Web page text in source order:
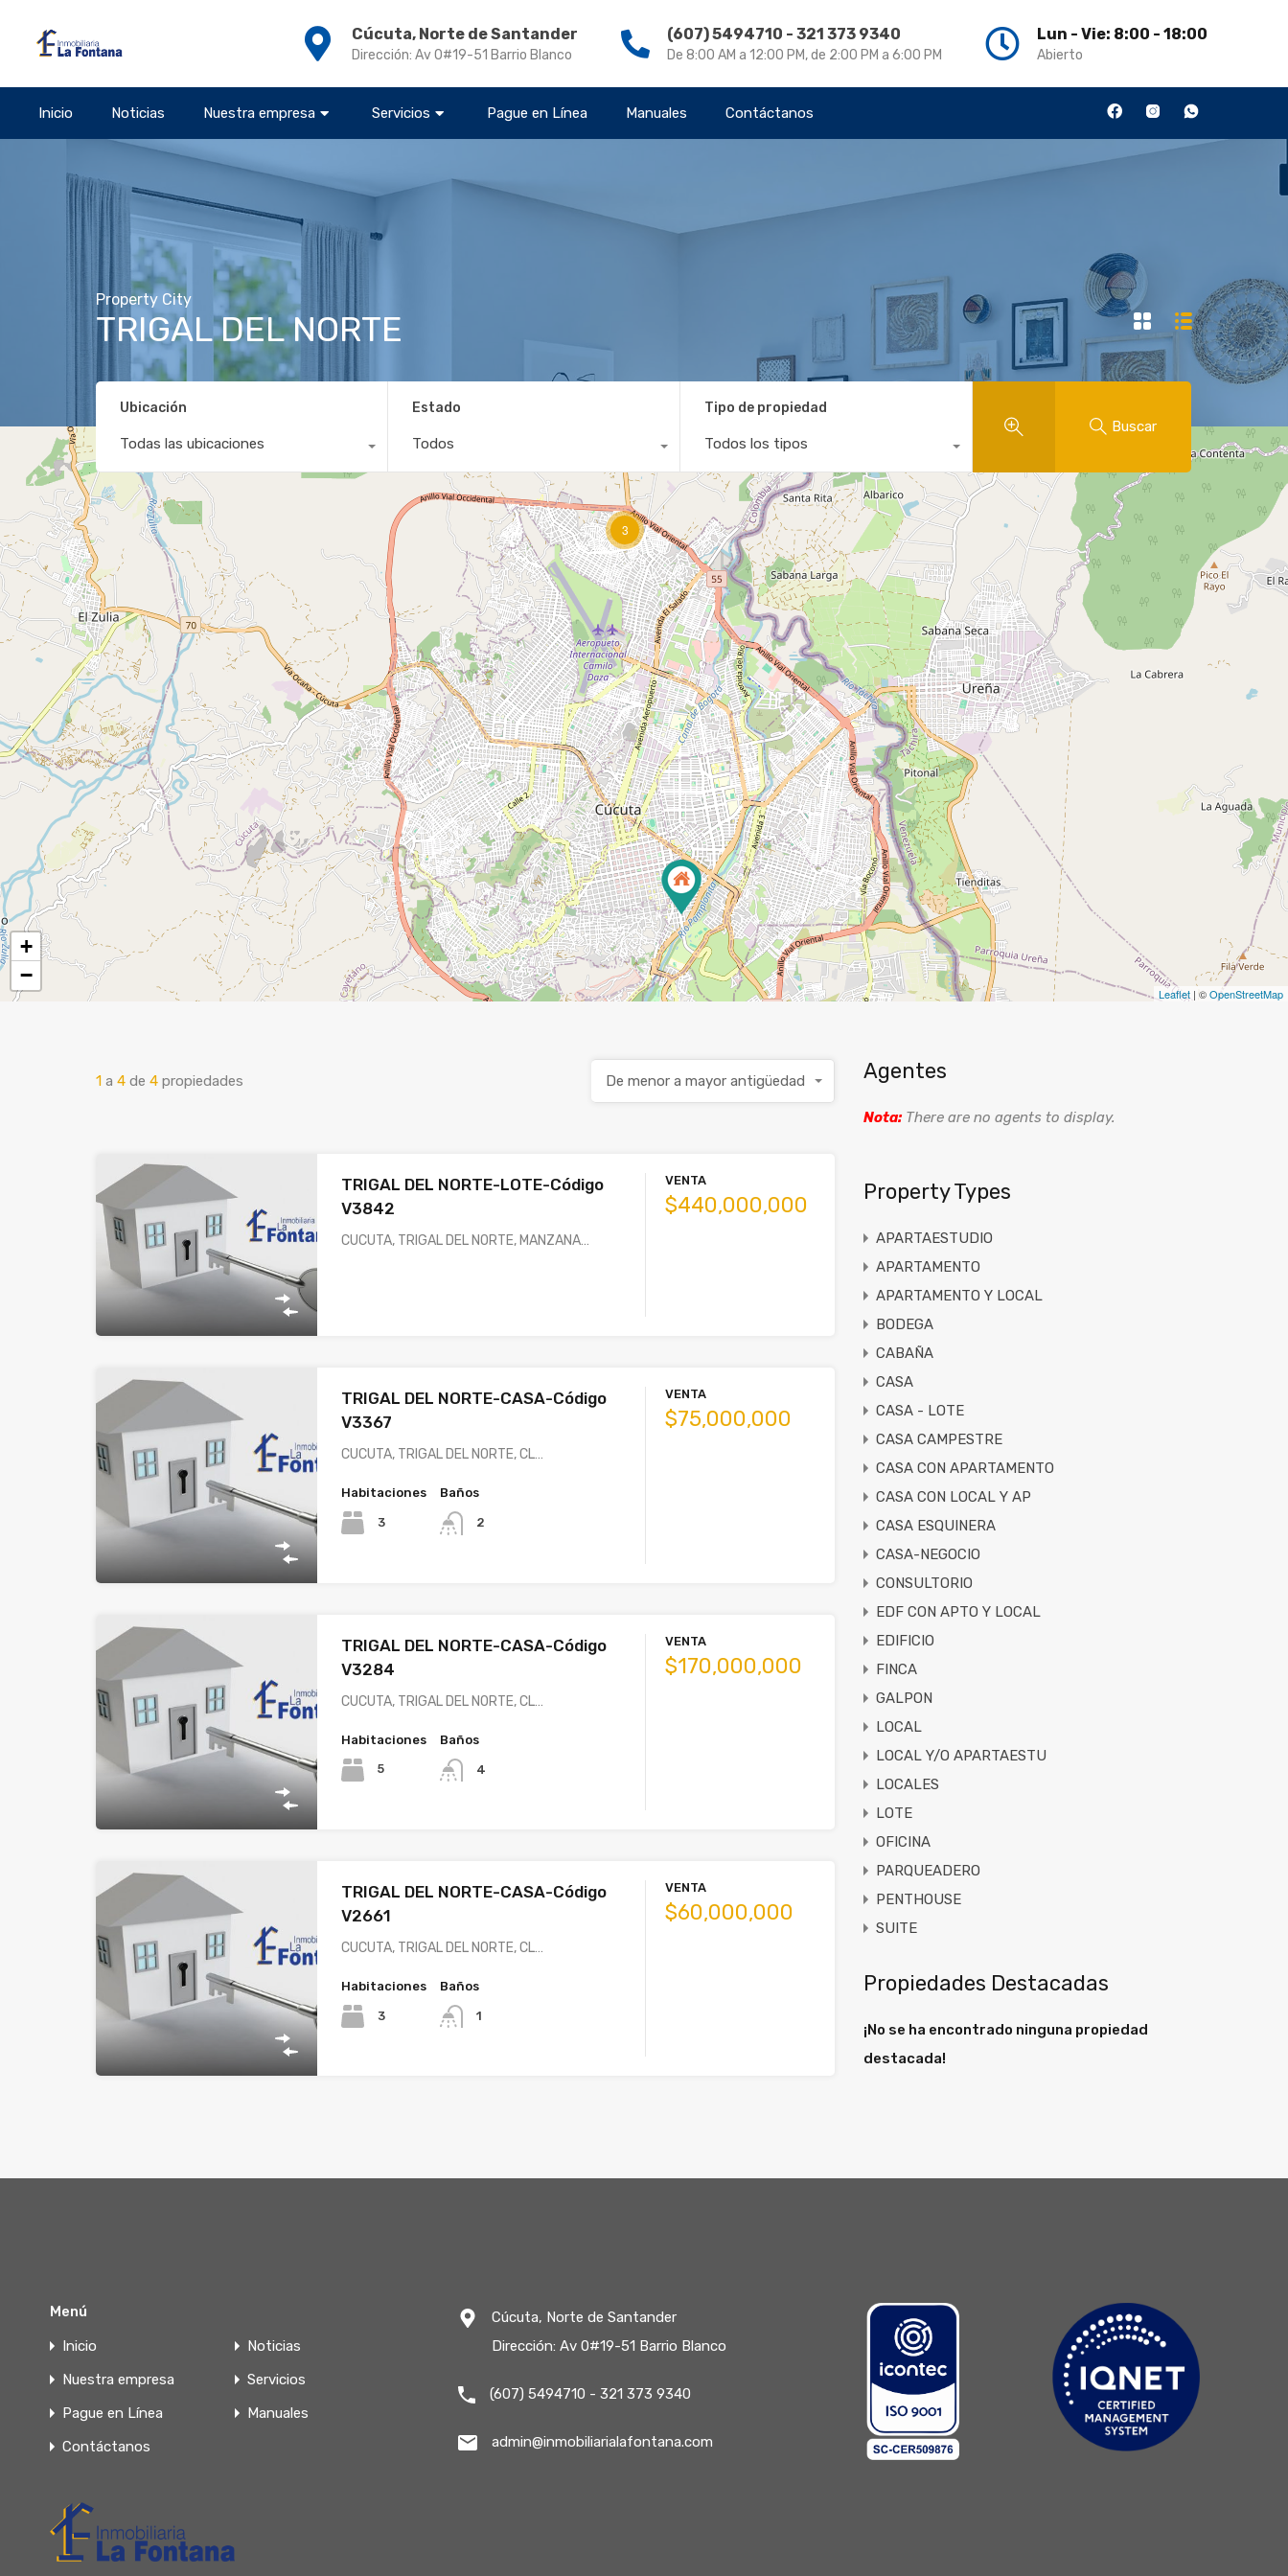
Cúcuta, Norte de Santander
Dirección: Av 0#19-51 Barrio Blanco
(607) 5494710 - 321 373 9340
De 8:00 AM a 12:00 PM, de 2:00 PM a 6:00 PM
Lun - Vie: 8:00 - 18:00
Abierto
Inicio Noticias Nuestra empresa Servicios Pague en Línea Manuales Contáctanos
Property City
TRIGAL DEL NORTE
Ubicación
Todas las ubicaciones
Estado
Todos
Tipo de propiedad
Todos los tipos
Buscar
3
+
−
Leaflet | ©OpenStreetMap
1 a 4 de 4 propiedades De menor a mayor antigüedad
TRIGAL DEL NORTE-LOTE-Código
V3842
CUCUTA, TRIGAL DEL NORTE, MANZANA…
VENTA
$440,000,000
TRIGAL DEL NORTE-CASA-Código
V3367
CUCUTA, TRIGAL DEL NORTE, CL…
Habitaciones
3
Baños
2
VENTA
$75,000,000
TRIGAL DEL NORTE-CASA-Código
V3284
CUCUTA, TRIGAL DEL NORTE, CL…
Habitaciones
5
Baños
4
VENTA
$170,000,000
TRIGAL DEL NORTE-CASA-Código
V2661
CUCUTA, TRIGAL DEL NORTE, CL…
Habitaciones
3
Baños
1
VENTA
$60,000,000
Agentes
Nota:There are no agents to display.
Property Types
APARTAESTUDIO
APARTAMENTO
APARTAMENTO Y LOCAL
BODEGA
CABAÑA
CASA
CASA - LOTE
CASA CAMPESTRE
CASA CON APARTAMENTO
CASA CON LOCAL Y AP
CASA ESQUINERA
CASA-NEGOCIO
CONSULTORIO
EDF CON APTO Y LOCAL
EDIFICIO
FINCA
GALPON
LOCAL
LOCAL Y/O APARTAESTU
LOCALES
LOTE
OFICINA
PARQUEADERO
PENTHOUSE
SUITE
Propiedades Destacadas
¡No se ha encontrado ninguna propiedad
destacada!
Menú
Inicio
Noticias
Nuestra empresa
Servicios
Pague en Línea
Manuales
Contáctanos
Cúcuta, Norte de Santander
Dirección: Av 0#19-51 Barrio Blanco
(607) 5494710 - 321 373 9340
admin@inmobiliarialafontana.com